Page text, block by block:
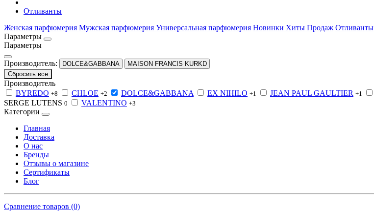
Отливанты
Женская парфюмерия Мужская парфюмерия Универсальная парфюмерия Новинки Хиты Продаж Отливанты
Параметры
Параметры
Производитель: DOLCE&GABBANA
MAISON FRANCIS KURKD
Сбросить все
Производитель
BYREDO +8 CHLOE +2 DOLCE&GABBANA EX NIHILO +1 JEAN PAUL GAULTIER +1
SERGE LUTENS 0 VALENTINO +3
Категории
Главная
Доставка
О нас
Бренды
Отзывы о магазине
Сертификаты
Блог
Сравнение товаров (0)